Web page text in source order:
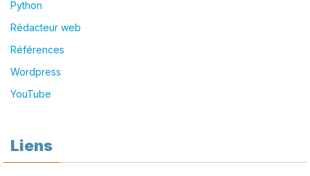
Python
Rédacteur web
Références
Wordpress
YouTube
Liens